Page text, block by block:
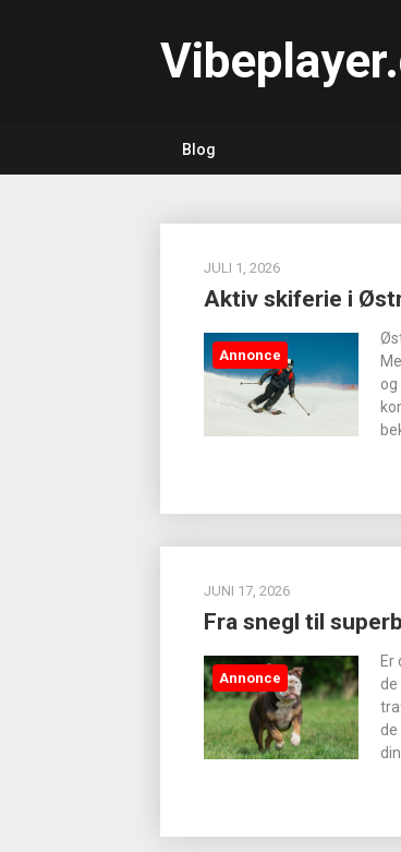
Blog
JULI 1, 2026
Aktiv skiferie i
Annonce
JUNI 17, 2026
Fra snegl til
Annonce
Er